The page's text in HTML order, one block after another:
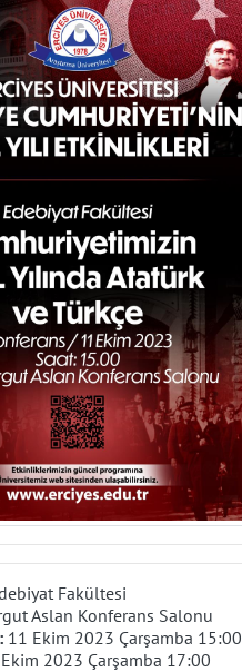
Fakültesi
Aslan Konferans Salonu
11 Ekim 2023 Çarşamba 15:00
2023 Çarşamba 17:00